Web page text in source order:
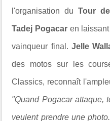
l'organisation duTour
Tadej Pogacar en
vainqueur final. Jelle
des motos sur les
Classics, reconnaît
"Quand Pogacar attaque,
veulent prendre une